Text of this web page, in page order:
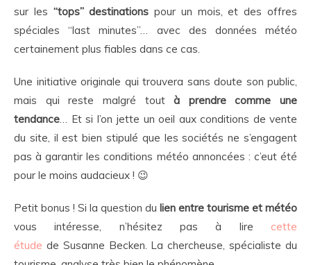
sur les “tops” destinations pour un mois, et des offres
spéciales “last minutes”… avec des données météo
certainement plus fiables dans ce cas.
Une initiative originale qui trouvera sans doute son public,
mais qui reste malgré toutà prendre comme une
tendance … Et si l’on jette un oeil aux conditions de vente
du site, il est bien stipulé que les sociétés ne s’engagent
pas à garantir les conditions météo annoncées : c’eut été
pour le moins audacieux ! 😉
Petit bonus ! Si la question du lien entre tourisme et météo
vous intéresse, n’hésitez pas à lire cette
étude de Susanne Becken. La chercheuse, spécialiste du